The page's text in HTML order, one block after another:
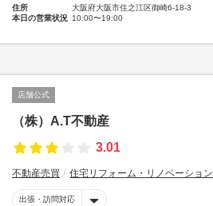
住所
大阪府大阪市住之江区御崎6-18-3
本日の営業状況 10:00〜19:00
店舗公式
（株）A.T不動産
3.01
不動産売買 住宅リフォーム・リノベーション
出張・訪問対応